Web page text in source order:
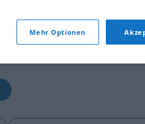
Mehr Optionen